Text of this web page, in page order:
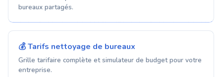
bureaux partagés.
💰 Tarifs nettoyage de bureaux
Grille tarifaire complète et simulateur de budget pour votre
entreprise.